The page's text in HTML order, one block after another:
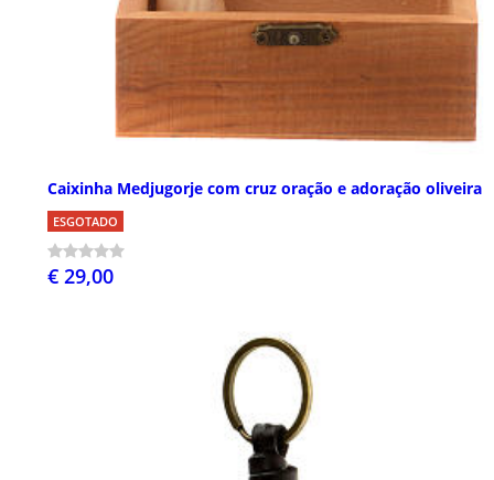
Caixinha Medjugorje com cruz oração e adoração oliveira
ESGOTADO
€ 29,00